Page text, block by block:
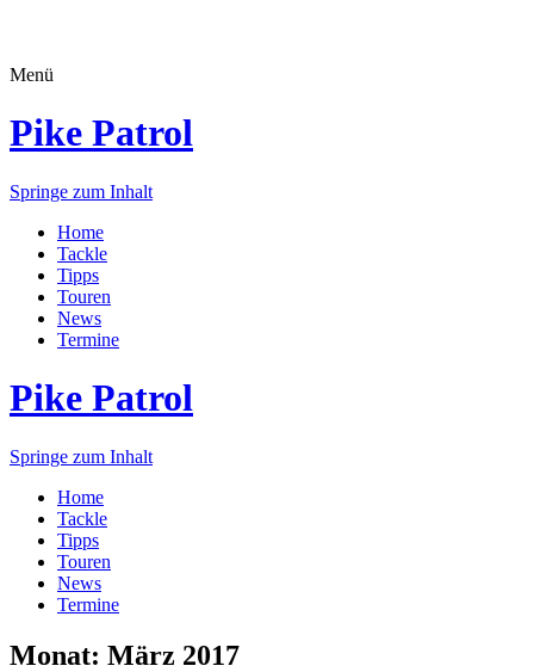
Menü
Pike Patrol
Springe zum Inhalt
Home
Tackle
Tipps
Touren
News
Termine
Pike Patrol
Springe zum Inhalt
Home
Tackle
Tipps
Touren
News
Termine
Monat: März 2017